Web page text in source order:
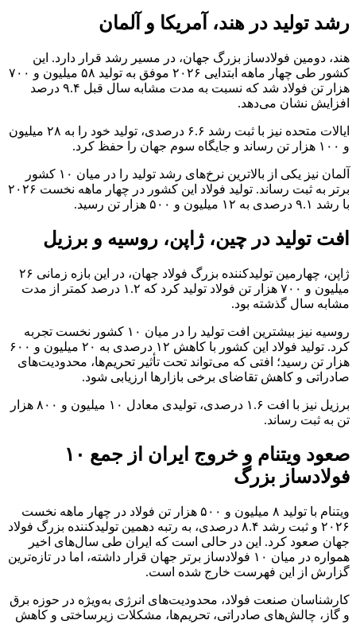
رشد تولید در هند، آمریکا و آلمان
هند، دومین فولادساز بزرگ جهان، در مسیر رشد قرار دارد. این
کشور طی چهار ماهه ابتدایی ۲۰۲۶ موفق به تولید ۵۸ میلیون و ۷۰۰
هزار تن فولاد شد که نسبت به مدت مشابه سال قبل ۹.۴ درصد
افزایش نشان می‌دهد.
ایالات متحده نیز با ثبت رشد ۶.۶ درصدی، تولید خود را به ۲۸ میلیون
و ۱۰۰ هزار تن رساند و جایگاه سوم جهان را حفظ کرد.
آلمان نیز یکی از بالاترین نرخ‌های رشد تولید را در میان ۱۰ کشور
برتر به ثبت رساند. تولید فولاد این کشور در چهار ماهه نخست ۲۰۲۶
با رشد ۹.۱ درصدی به ۱۲ میلیون و ۵۰۰ هزار تن رسید.
افت تولید در چین، ژاپن، روسیه و برزیل
ژاپن، چهارمین تولیدکننده بزرگ فولاد جهان، در این بازه زمانی ۲۶
میلیون و ۷۰۰ هزار تن فولاد تولید کرد که ۱.۲ درصد کمتر از مدت
مشابه سال گذشته بود.
روسیه نیز بیشترین افت تولید را در میان ۱۰ کشور نخست تجربه
کرد. تولید فولاد این کشور با کاهش ۱۲ درصدی به ۲۰ میلیون و ۶۰۰
هزار تن رسید؛ افتی که می‌تواند تحت تأثیر تحریم‌ها، محدودیت‌های
صادراتی و کاهش تقاضای برخی بازارها ارزیابی شود.
برزیل نیز با افت ۱.۶ درصدی، تولیدی معادل ۱۰ میلیون و ۸۰۰ هزار
تن به ثبت رساند.
صعود ویتنام و خروج ایران از جمع ۱۰
فولادساز بزرگ
ویتنام با تولید ۸ میلیون و ۵۰۰ هزار تن فولاد در چهار ماهه نخست
۲۰۲۶ و ثبت رشد ۸.۴ درصدی، به رتبه دهمین تولیدکننده بزرگ فولاد
جهان صعود کرد. این در حالی است که ایران طی سال‌های اخیر
همواره در میان ۱۰ فولادساز برتر جهان قرار داشته، اما در تازه‌ترین
گزارش از این فهرست خارج شده است.
کارشناسان صنعت فولاد، محدودیت‌های انرژی به‌ویژه در حوزه برق
و گاز، چالش‌های صادراتی، تحریم‌ها، مشکلات زیرساختی و کاهش